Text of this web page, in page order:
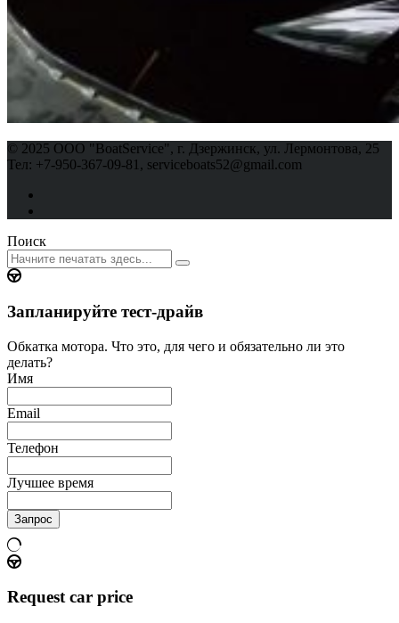
© 2025 ООО "BoatService", г. Дзержинск, ул. Лермонтова, 25
Тел: +7-950-367-09-81, serviceboats52@gmail.com
Поиск
Запланируйте тест-драйв
Обкатка мотора. Что это, для чего и обязательно ли это
делать?
Имя
Email
Телефон
Лучшее время
Запрос
Request car price